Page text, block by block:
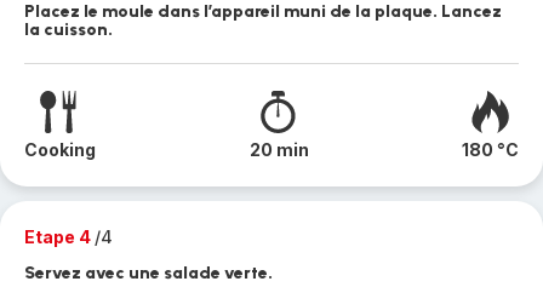
Placez le moule dans l’appareil muni de la plaque. Lancez
la cuisson.
Cooking 20 min 180 °C
Etape 4 /4
Servez avec une salade verte.